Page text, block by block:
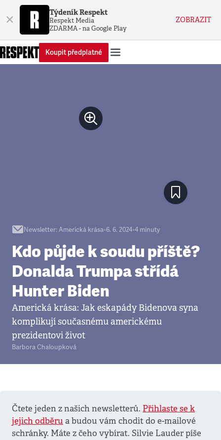
× Týdeník Respekt
Respekt Media
ZDARMA - na Google Play
ZOBRAZIT
Koupit předplatné
Newsletter: Americká krása•6. 6. 2024•4 minuty
Kdo půjde k soudu příště?
Donalda Trumpa střídá
Hunter Biden
Americká krása: Jak eskapády Bidenova syna
komplikují současnému americkému
prezidentovi život
Barbora Chaloupková
Čtete jeden z našich newsletterů. Přihlaste se k
jejich odběru a budou vám chodit do e-mailové
schránky. Máte z čeho vybírat. Silvie Lauder píše